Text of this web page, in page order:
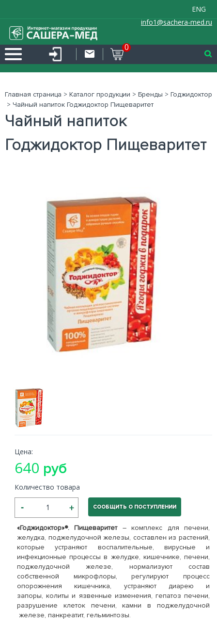
ENG
info1@sachera-med.ru
0
Главная страница > Каталог продукции > Бренды > Годжидоктор
> Чайный напиток Годжидоктор Пищеваритет
Чайный напиток
Годжидоктор Пищеваритет
«Годжидоктор»®. Пищеваритет– комплекс для печени,
желудка, поджелудочной железы, составлен из растений,
которые устраняют воспалительные, вирусные и
инфекционные процессы в желудке, кишечнике, печени,
поджелудочной железе, нормализуют состав
собственной микрофлоры, регулируют процесс
опорожнения кишечника, устраняют диарею и
запоры, колиты и язвенные изменения, гепатоз печени,
разрушение клеток печени, камни в поджелудочной
железе, панкреатит, гельминтозы.
Цена:
640 руб
Количество товара
СООБЩИТЬ О ПОСТУПЛЕНИИ